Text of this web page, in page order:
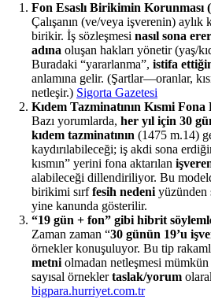
Fon Esaslı Birikimin Korunması
Çalışanın (ve/veya işverenin) aylık
birikir. İş sözleşmesi nasıl sona
adına oluşan hakları yönetir (yaş/
Buradaki “yararlanma”, istifa
anlamına gelir. (Şartlar—oranlar,
netleşir.) Sigorta Gazetesi
Kıdem Tazminatının Kısmi Fona
Bazı yorumlarda, her yıl için 30
kıdem tazminatının (1475 m.14)
kaydırılabileceği; iş akdi sona
kısmın” yerini fona aktarılan
alabileceği dillendiriliyor. Bu
birikimi sırffesih nedeniyüzünden
yine kanunda gösterilir.
“19 gün + fon” gibi hibrit
Zaman zaman “30 günün 19’u
örnekler konuşuluyor. Bu tip
metniolmadan netleşmesi mümkün
sayısal örneklertaslak/yorum
bigpara.hurriyet.com.tr